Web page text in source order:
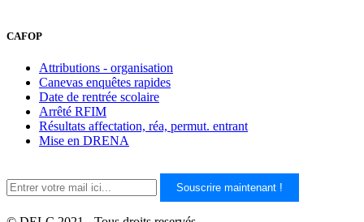
CAFOP
Attributions - organisation
Canevas enquêtes rapides
Date de rentrée scolaire
Arrêté RFIM
Résultats affectation, réa, permut. entrant
Mise en DRENA
Souscrire maintenant !